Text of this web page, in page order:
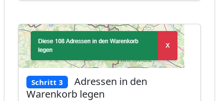
Schritt 3
Adressen in den
Warenkorb legen